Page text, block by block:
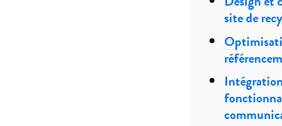
site de